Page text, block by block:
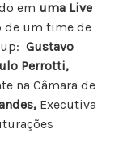
em uma Live
de um time de
Gustavo
Perrotti,
na Câmara de
Executiva